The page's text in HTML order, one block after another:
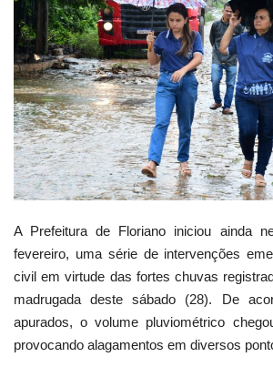
Vídeos
Webmail
Contato
A Prefeitura de Floriano iniciou ainda
fevereiro, uma série de intervenções
civil em virtude das fortes chuvas
madrugada deste sábado (28). De
apurados, o volume pluviométrico
provocando alagamentos em diversos